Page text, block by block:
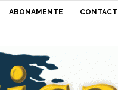
ABONAMENTE CONTACT